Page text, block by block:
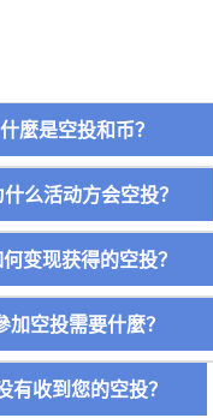
是空投和币？
什么活动方会空投？
变现获得的空投？
空投需要什麼？
有收到您的空投？